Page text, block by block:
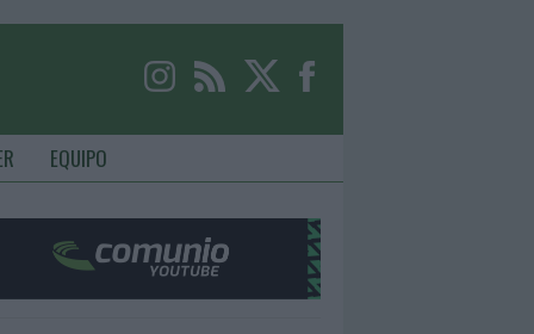
EQUIPO